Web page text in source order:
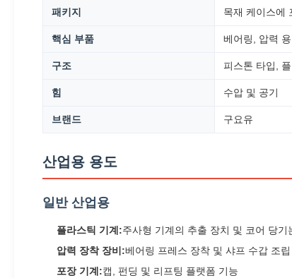
패키지 목재 케이스에
핵심 부품 베어링, 압력
구조 피스톤 타입,
힘 수압 및 공기
브랜드 구요유
산업용 용도
일반 산업용
플라스틱 기계:주사형 기계의 추출 장치 및 코어 당기
압력 장착 장비:베어링 프레스 장착 및 샤프 수갑 조립
포장 기계:캡, 펀딩 및 리프팅 플랫폼 기능